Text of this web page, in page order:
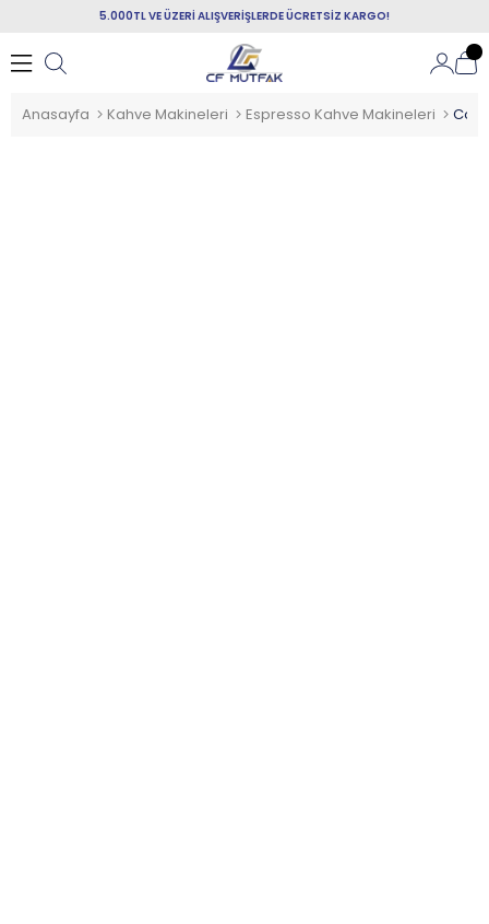
5.000TL VE ÜZERİ ALIŞVERİŞLERDE ÜCRETSİZ KARGO!
Anasayfa Kahve Makineleri Espresso Kahve Makineleri